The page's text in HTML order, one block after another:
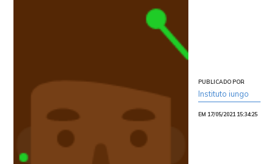
PUBLICADO POR
Instituto iungo
EM 17/05/2021 15:34:25